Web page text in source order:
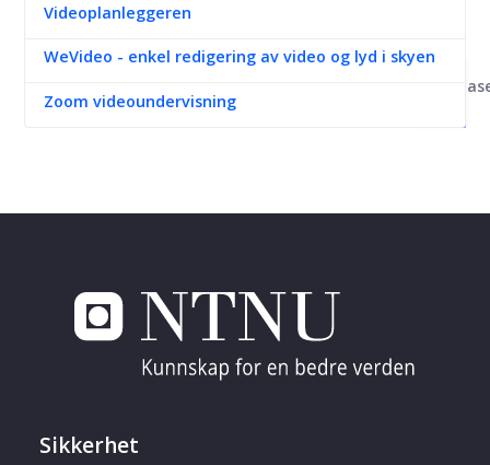
Videoplanleggeren
WeVideo - enkel redigering av video og lyd i skyen
Zoom videoundervisning
Sikkerhet